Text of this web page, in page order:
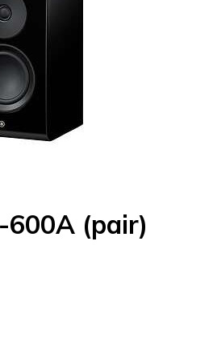
600A (pair)